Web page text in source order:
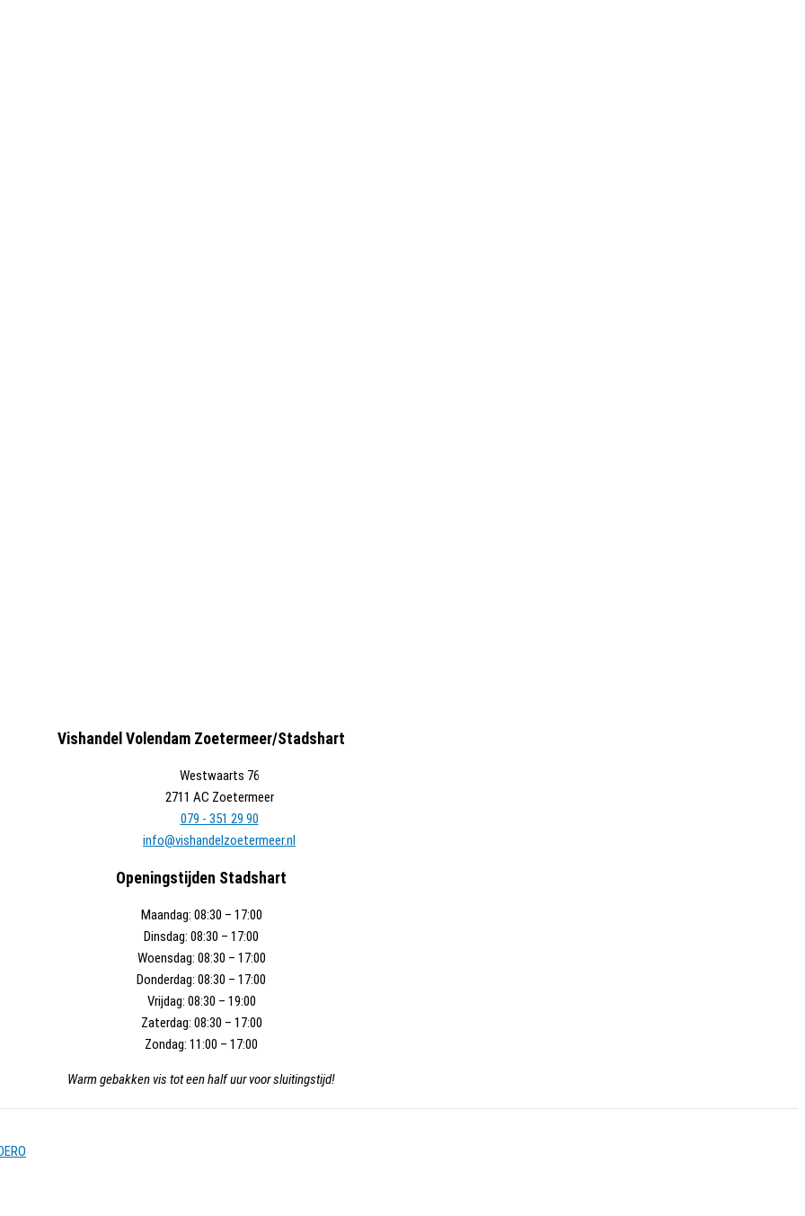
Vishandel Volendam Zoetermeer/Stadshart
Westwaarts 76
2711 AC Zoetermeer
079 - 351 29 90
info@vishandelzoetermeer.nl
Openingstijden Stadshart
Maandag: 08:30 – 17:00
Dinsdag: 08:30 – 17:00
Woensdag: 08:30 – 17:00
Donderdag: 08:30 – 17:00
Vrijdag: 08:30 – 19:00
Zaterdag: 08:30 – 17:00
Zondag: 11:00 – 17:00
Warm gebakken vis tot een half uur voor sluitingstijd!